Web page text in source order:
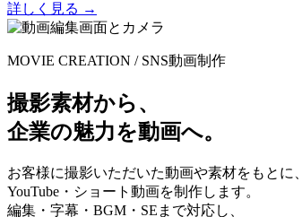
詳しく見る →
MOVIE CREATION / SNS動画制作
撮影素材から、
企業の魅力を動画へ。
お客様に撮影いただいた動画や素材をもとに、
YouTube・ショート動画を制作します。
編集・字幕・BGM・SEまで対応し、